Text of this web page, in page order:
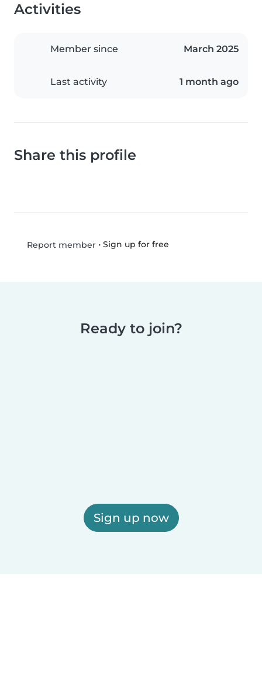
Activities
Member since March 2025
Last activity 1 month ago
Share this profile
Report member• Sign up for free
Ready to join?
Sign up now